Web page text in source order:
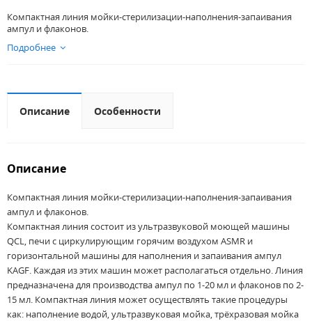
Компактная линия мойки-стерилизации-наполнения-запаивания
ампул и флаконов.
Подробнее
Описание Особенности
Описание
Компактная линия мойки-стерилизации-наполнения-запаивания
ампул и флаконов.
Компактная линия состоит из ультразвуковой моющей машины
QCL, печи с циркулирующим горячим воздухом ASMR и
горизонтальной машины для наполнения и запаивания ампул
KAGF. Каждая из этих машин может располагаться отдельно. Линия
предназначена для производства ампул по 1-20 мл и флаконов по 2-
15 мл. Компактная линия может осуществлять такие процедуры
как: наполнение водой, ультразвуковая мойка, трёхразовая мойка